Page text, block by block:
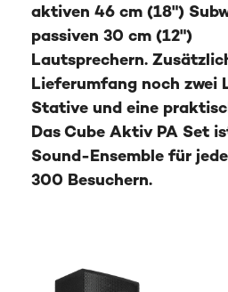
aktiven 46 cm (18")
passiven 30 cm (12")
Lautsprechern.
Lieferumfang noch zwei
Stative und eine
Das Cube Aktiv PA Set
Sound-Ensemble für
300 Besuchern.